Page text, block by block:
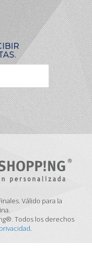
Válido para la
Todos los derechos
.